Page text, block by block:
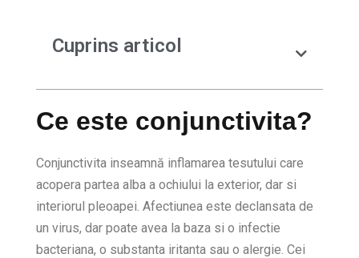
Cuprins articol
Ce este conjunctivita?
Conjunctivita inseamnă inflamarea tesutului care
acopera partea alba a ochiului la exterior, dar si
interiorul pleoapei. Afectiunea este declansata de
un virus, dar poate avea la baza si o infectie
bacteriana, o substanta iritanta sau o alergie. Cei